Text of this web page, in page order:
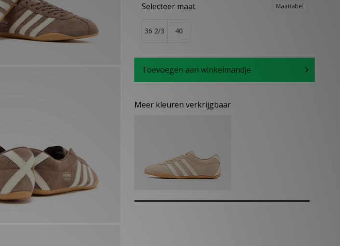
Selecteer maat Maattabel
36 2/3 40
Toevoegen aan winkelmandje
Meer kleuren verkrijgbaar